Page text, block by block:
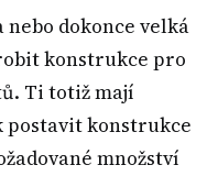
dokonce velká
konstrukce pro
Ti totiž mají
postavit konstrukce
množství